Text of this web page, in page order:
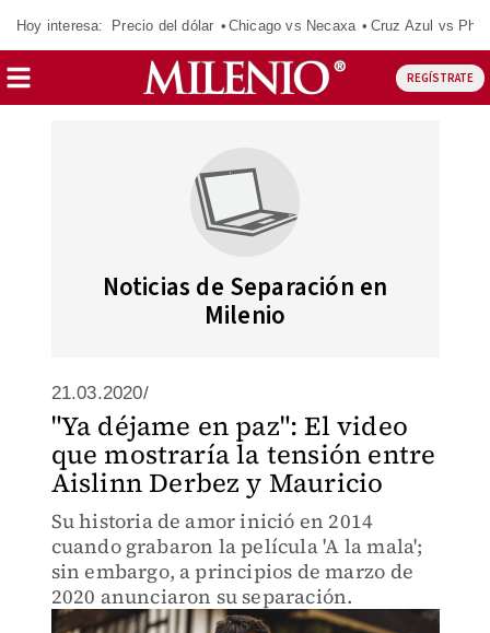
Hoy interesa: Precio del dólar Chicago vs Necaxa Cruz Azul vs
REGÍSTRATE
Noticias de Separación en
Milenio
21.03.2020/
"Ya déjame en paz": El video
que mostraría la tensión entre
Aislinn Derbez y Mauricio
Su historia de amor inició en 2014
cuando grabaron la película 'A la mala';
sin embargo, a principios de marzo de
2020 anunciaron su separación.